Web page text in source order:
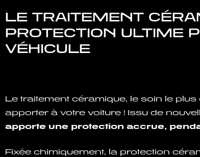
LE TRAITEMENT
PROTECTION ULTIME
VÉHICULE
Le traitement céramique, le soin le
apporter à votre voiture ! Issu de
apporte une protection accrue,
Fixée chimiquement, la protection